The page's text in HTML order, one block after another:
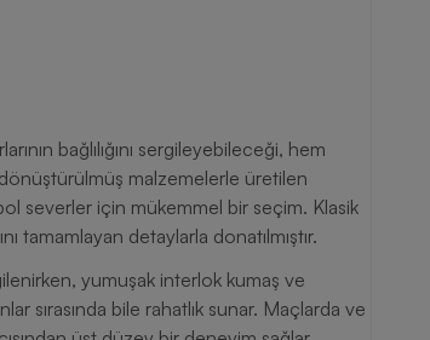
bağlılığını sergileyebileceği, hem
malzemelerle üretilen
severler için mükemmel bir seçim. Klasik
tamamlayan detaylarla donatılmıştır.
yumuşak interlok kumaş ve
sırasında bile rahatlık sunar. Maçlarda ve